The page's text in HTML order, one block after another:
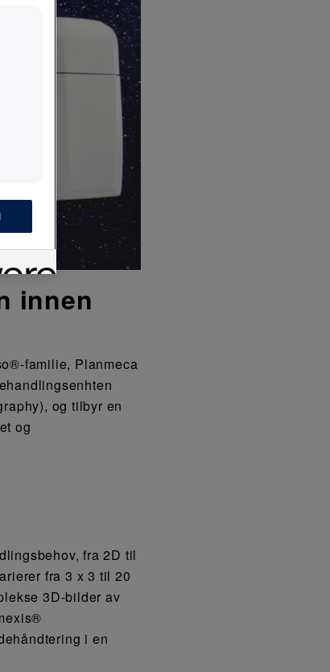
innen
familie, Planmeca
og tilbyr en
og
fra 2D til
fra 3 x 3 til 20
3D-bilder av
i en